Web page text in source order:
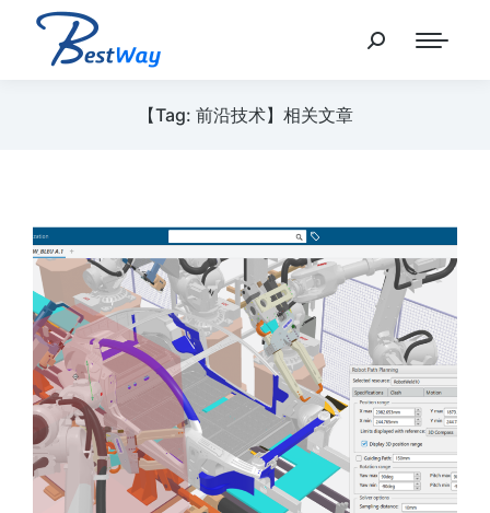
【Tag: 前沿技术】相关文章